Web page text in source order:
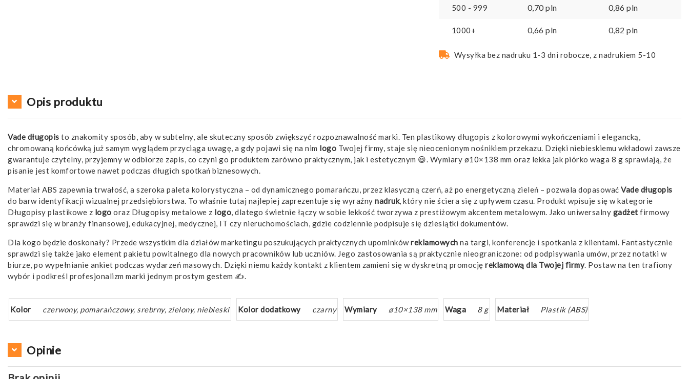
500 - 999 0,70pln 0,86pln
1000+ 0,66pln 0,82pln
Wysyłka bez nadruku 1-3 dni robocze, z nadrukiem 5-10
Opis produktu
Vade długopis to znakomity sposób, aby w subtelny, ale skuteczny sposób zwiększyć rozpoznawalność marki. Ten plastikowy długopis z kolorowymi wykończeniami i elegancką,
chromowaną końcówką już samym wyglądem przyciąga uwagę, a gdy pojawi się na nim logo Twojej firmy, staje się nieocenionym nośnikiem przekazu. Dzięki niebieskiemu wkładowi zawsze
gwarantuje czytelny, przyjemny w odbiorze zapis, co czyni go produktem zarówno praktycznym, jak i estetycznym 😃. Wymiary ø10×138 mm oraz lekka jak piórko waga 8 g sprawiają, że
pisanie jest komfortowe nawet podczas długich spotkań biznesowych.
Materiał ABS zapewnia trwałość, a szeroka paleta kolorystyczna – od dynamicznego pomarańczu, przez klasyczną czerń, aż po energetyczną zieleń – pozwala dopasować Vade długopis
do barw identyfikacji wizualnej przedsiębiorstwa. To właśnie tutaj najlepiej zaprezentuje się wyraźny nadruk, który nie ściera się z upływem czasu. Produkt wpisuje się w kategorie
Długopisy plastikowe z logo oraz Długopisy metalowe z logo , dlatego świetnie łączy w sobie lekkość tworzywa z prestiżowym akcentem metalowym. Jako uniwersalny gadżet firmowy
sprawdzi się w branży finansowej, edukacyjnej, medycznej, IT czy nieruchomościach, gdzie codziennie podpisuje się dziesiątki dokumentów.
Dla kogo będzie doskonały? Przede wszystkim dla działów marketingu poszukujących praktycznych upominkówreklamowych na targi, konferencje i spotkania z klientami. Fantastycznie
sprawdzi się także jako element pakietu powitalnego dla nowych pracowników lub uczniów. Jego zastosowania są praktycznie nieograniczone: od podpisywania umów, przez notatki w
biurze, po wypełnianie ankiet podczas wydarzeń masowych. Dzięki niemu każdy kontakt z klientem zamieni się w dyskretną promocję reklamową dla Twojej firmy. Postaw na ten trafiony
wybór i podkreśl profesjonalizm marki jednym prostym gestem ✍️.
Kolor czerwony, pomarańczowy, srebrny, zielony, niebieski Kolor dodatkowy czarny Wymiary ø10×138 mm Waga 8 g Materiał Plastik (ABS)
Opinie